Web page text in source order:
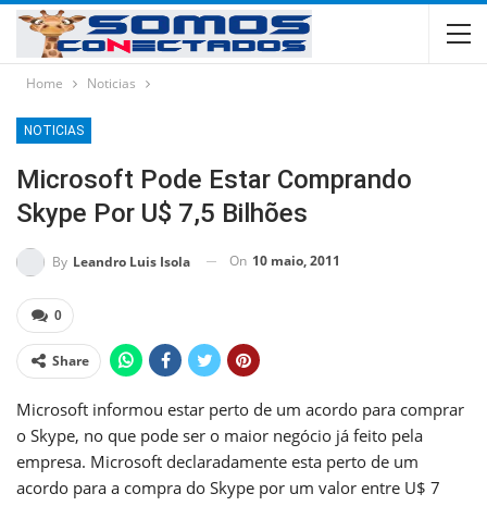
Home Noticias
NOTICIAS
Microsoft Pode Estar Comprando
Skype Por U$ 7,5 Bilhões
By Leandro Luis Isola On 10 maio, 2011
0
Share
Microsoft informou estar perto de um acordo para comprar
o Skype, no que pode ser o maior negócio já feito pela
empresa. Microsoft declaradamente esta perto de um
acordo para a compra do Skype por um valor entre U$ 7